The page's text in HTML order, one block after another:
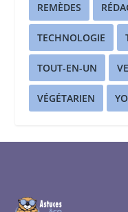
REMÈDES
TECHNOLOGIE
TOUT-EN-UN
VÉGÉTARIEN